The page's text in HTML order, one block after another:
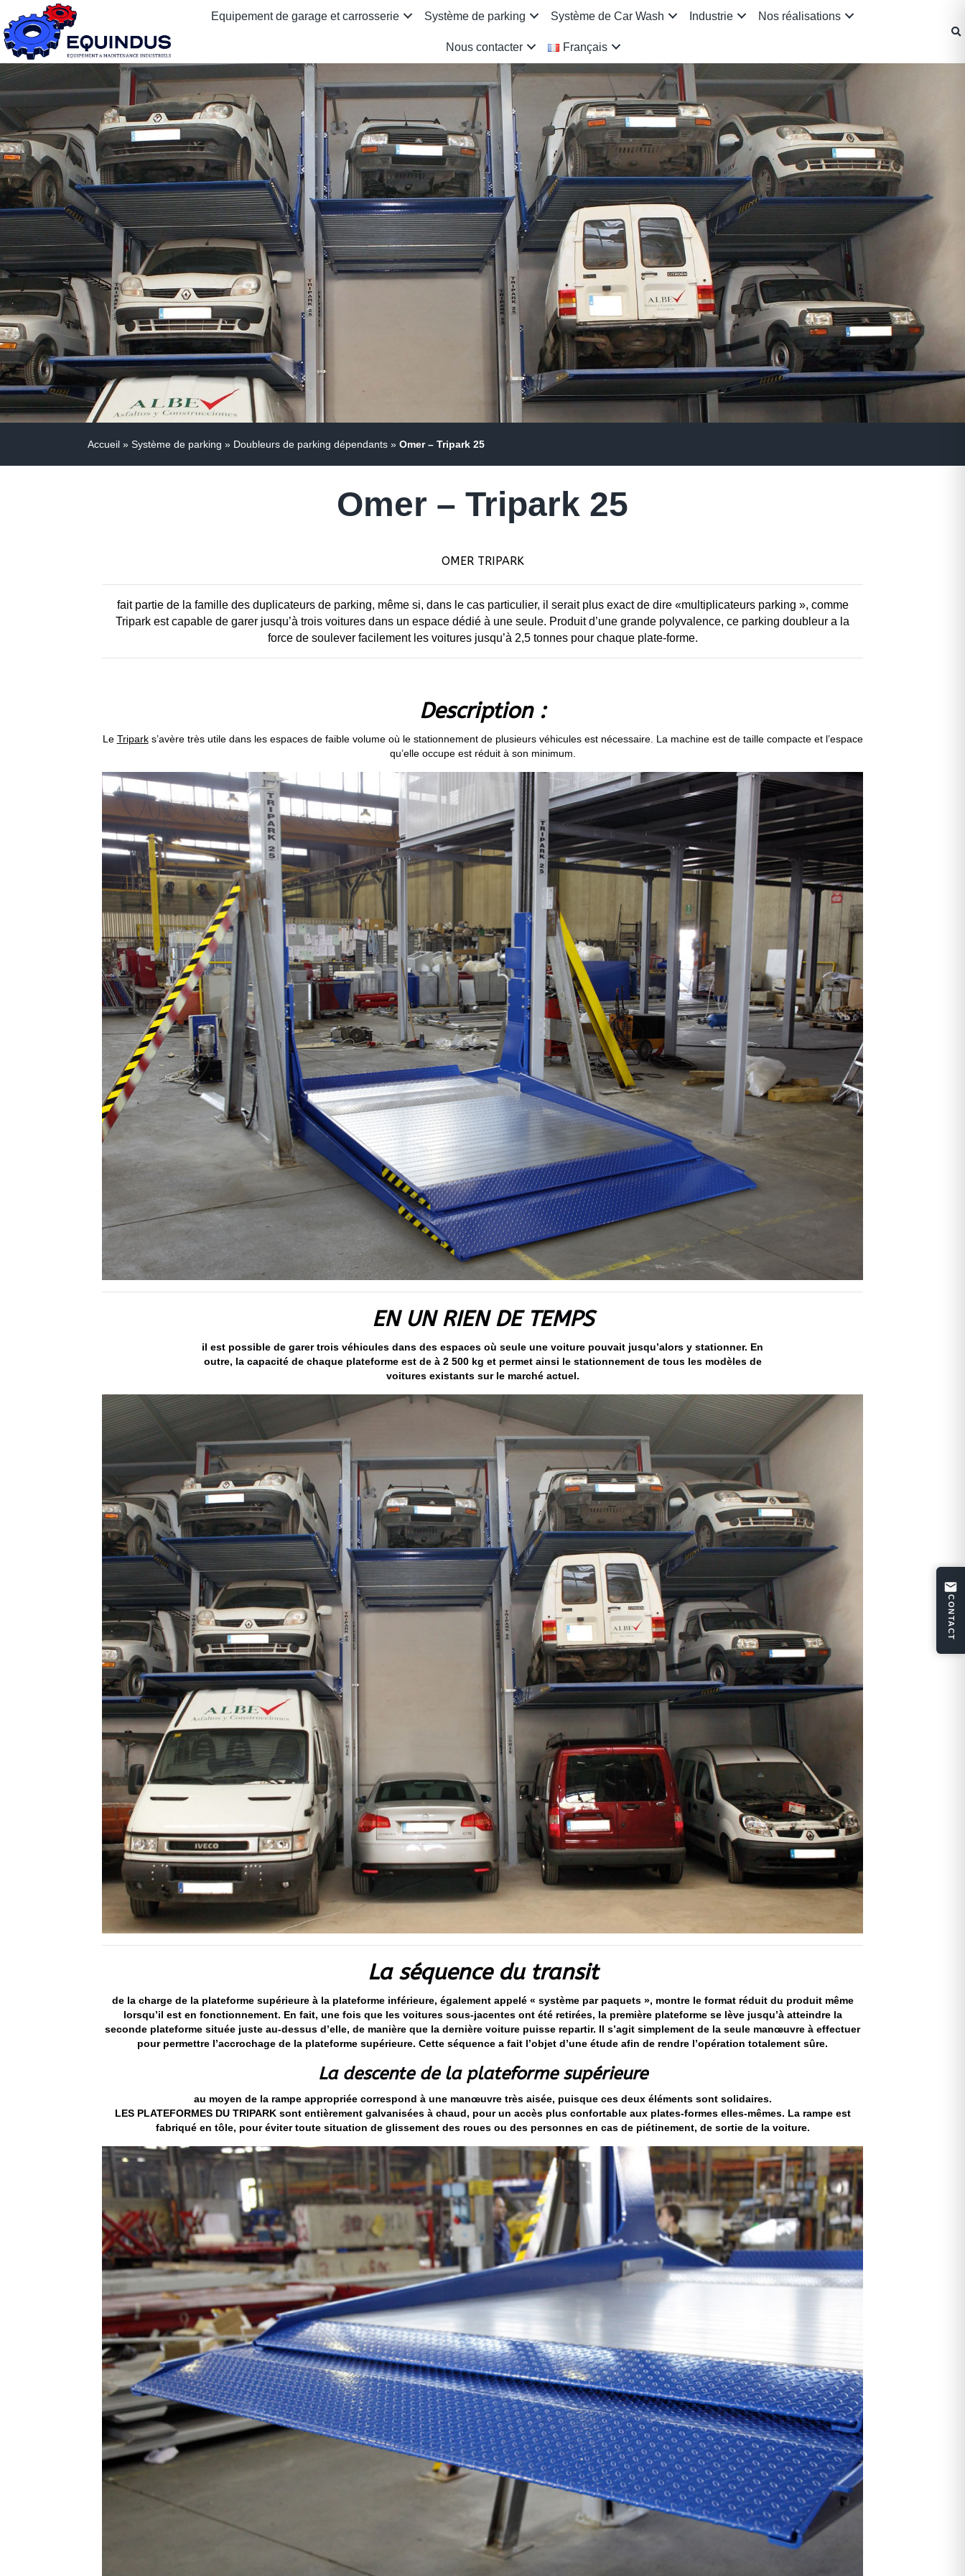
Equipement de garage et carrosserie Système de parking Système de Car Wash Industrie Nos réalisations
Nous contacter Français
Accueil » Système de parking » Doubleurs de parking dépendants » Omer – Tripark 25
Omer – Tripark 25
OMER TRIPARK
fait partie de la famille des duplicateurs de parking, même si, dans le cas particulier, il serait plus exact de dire «multiplicateurs parking », comme
Tripark est capable de garer jusqu’à trois voitures dans un espace dédié à une seule. Produit d’une grande polyvalence, ce parking doubleur a la
force de soulever facilement les voitures jusqu’à 2,5 tonnes pour chaque plate-forme.
Description :
Le Triparks’avère très utile dans les espaces de faible volume où le stationnement de plusieurs véhicules est nécessaire. La machine est de taille compacte et l’espace
qu’elle occupe est réduit à son minimum.
EN UN RIEN DE TEMPS
il est possible de garer trois véhicules dans des espaces où seule une voiture pouvait jusqu’alors y stationner. En
outre, la capacité de chaque plateforme est de à 2 500 kg et permet ainsi le stationnement de tous les modèles de
voitures existants sur le marché actuel.
La séquence du transit
de la charge de la plateforme supérieure à la plateforme inférieure, également appelé « système par paquets », montre le format réduit du produit même
lorsqu’il est en fonctionnement. En fait, une fois que les voitures sous-jacentes ont été retirées, la première plateforme se lève jusqu’à atteindre la
seconde plateforme située juste au-dessus d’elle, de manière que la dernière voiture puisse repartir. Il s’agit simplement de la seule manœuvre à effectuer
pour permettre l’accrochage de la plateforme supérieure. Cette séquence a fait l’objet d’une étude afin de rendre l’opération totalement sûre.
La descente de la plateforme supérieure
au moyen de la rampe appropriée correspond à une manœuvre très aisée, puisque ces deux éléments sont solidaires.
LES PLATEFORMES DU TRIPARK sont entièrement galvanisées à chaud, pour un accès plus confortable aux plates-formes elles-mêmes. La rampe est
fabriqué en tôle, pour éviter toute situation de glissement des roues ou des personnes en cas de piétinement, de sortie de la voiture.
CONTACT